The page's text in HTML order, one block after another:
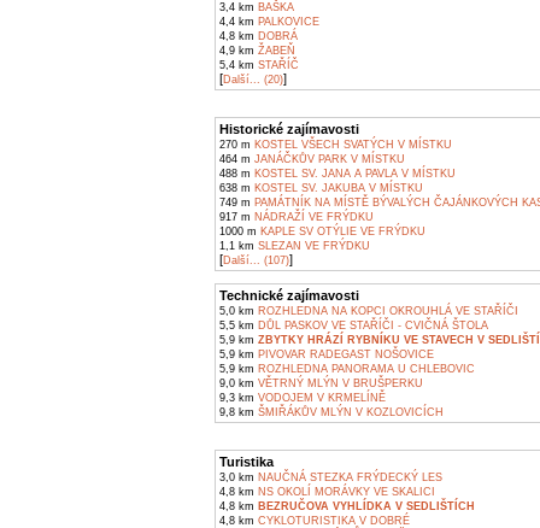
3,4 km BAŠKA
4,4 km PALKOVICE
4,8 km DOBRÁ
4,9 km ŽABEŇ
5,4 km STAŘÍČ
[Další... (20)]
Historické zajímavosti
270 m KOSTEL VŠECH SVATÝCH V MÍSTKU
464 m JANÁČKŮV PARK V MÍSTKU
488 m KOSTEL SV. JANA A PAVLA V MÍSTKU
638 m KOSTEL SV. JAKUBA V MÍSTKU
749 m PAMÁTNÍK NA MÍSTĚ BÝVALÝCH ČAJÁNKOVÝCH
917 m NÁDRAŽÍ VE FRÝDKU
1000 m KAPLE SV OTÝLIE VE FRÝDKU
1,1 km SLEZAN VE FRÝDKU
[Další... (107)]
Technické zajímavosti
5,0 km ROZHLEDNA NA KOPCI OKROUHLÁ VE STAŘÍČI
5,5 km DŮL PASKOV VE STAŘÍČI - CVIČNÁ ŠTOLA
5,9 km ZBYTKY HRÁZÍ RYBNÍKU VE STAVECH V
5,9 km PIVOVAR RADEGAST NOŠOVICE
5,9 km ROZHLEDNA PANORAMA U CHLEBOVIC
9,0 km VĚTRNÝ MLÝN V BRUŠPERKU
9,3 km VODOJEM V KRMELÍNĚ
9,8 km ŠMIŘÁKŮV MLÝN V KOZLOVICÍCH
Turistika
3,0 km NAUČNÁ STEZKA FRÝDECKÝ LES
4,8 km NS OKOLÍ MORÁVKY VE SKALICI
4,8 km BEZRUČOVA VYHLÍDKA V SEDLIŠTÍCH
4,8 km CYKLOTURISTIKA V DOBRÉ